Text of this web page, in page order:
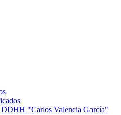
DDHH "Carlos Valencia García"